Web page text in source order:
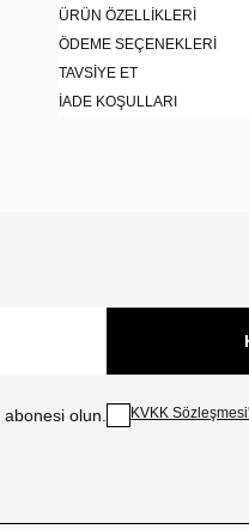
ÜRÜN ÖZELLIKLERI
ÖDEME SEÇENEKLERI
TAVSIYE ET
İADE KOŞULLARI
olun. KVKK